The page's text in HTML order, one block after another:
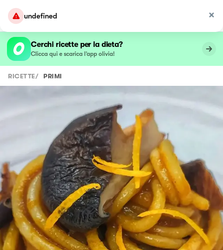
undefined
Cerchi ricette per la dieta?
Clicca qui e scarica l’app olivia!
RICETTE/ PRIMI